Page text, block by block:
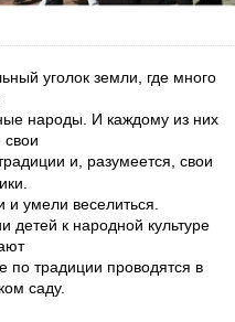
уголок земли, где много
народы. И каждому из них
и, разумеется, свои
веселиться.
к народной культуре
по традиции проводятся в
саду.